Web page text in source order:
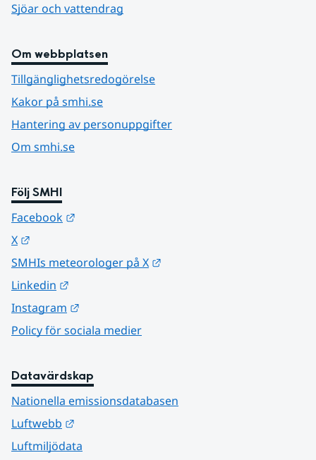
Sjöar och vattendrag
Om webbplatsen
Tillgänglighetsredogörelse
Kakor på smhi.se
Hantering av personuppgifter
Om smhi.se
Följ SMHI
Facebook
X
SMHIs meteorologer på X
Linkedin
Instagram
Policy för sociala medier
Datavärdskap
Nationella emissionsdatabasen
Luftwebb
Luftmiljödata